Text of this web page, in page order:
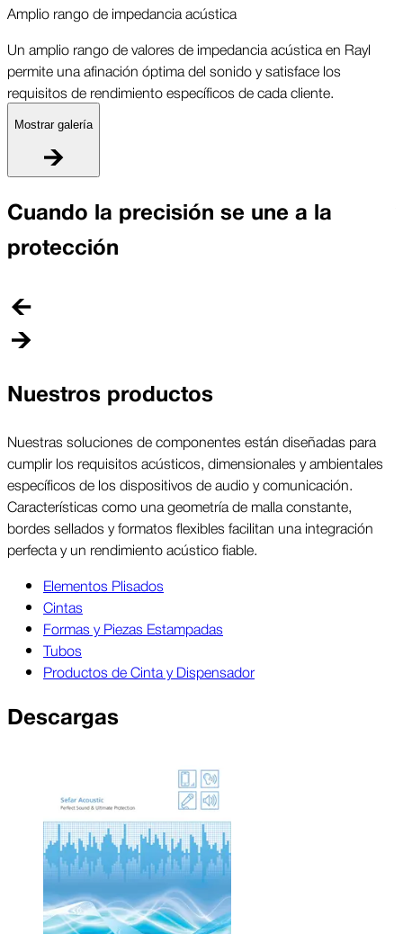
Amplio rango de impedancia acústica
Un amplio rango de valores de impedancia acústica en Rayl
permite una afinación óptima del sonido y satisface los
requisitos de rendimiento específicos de cada cliente.
Mostrar galería
Cuando la precisión se une a la
protección
Nuestros productos
Nuestras soluciones de componentes están diseñadas para
cumplir los requisitos acústicos, dimensionales y ambientales
específicos de los dispositivos de audio y comunicación.
Características como una geometría de malla constante,
bordes sellados y formatos flexibles facilitan una integración
perfecta y un rendimiento acústico fiable.
Elementos Plisados
Cintas
Formas y Piezas Estampadas
Tubos
Productos de Cinta y Dispensador
Descargas